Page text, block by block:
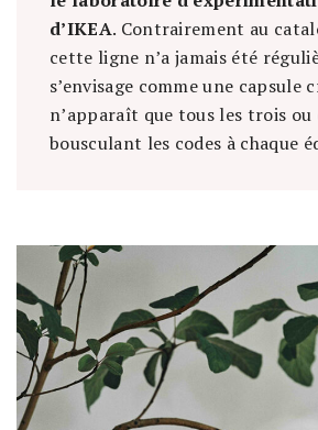
d’IKEA. Contrairement au
cette ligne n’a jamais été
s’envisage comme une capsule
n’apparaît que tous les trois ou
bousculant les codes à chaque